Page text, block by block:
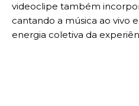
videoclipe também
cantando a música ao vivo
energia coletiva da